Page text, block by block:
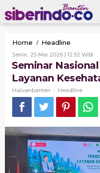
to
content
Home / Headline
Nasional
Digital
Layanan
di
Indonesia
Senin, 25 Mei 2026 | 12:52 WIB
Seminar
Layanan
Haluanbanten - Headline